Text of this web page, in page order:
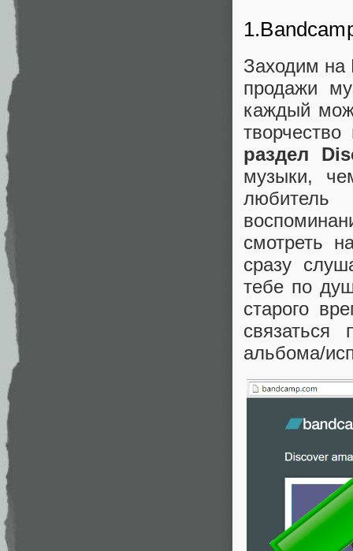
Заходим на
продажи
каждый
раздел
музыки,
смотреть
сразу
тебе по
старого
альбома/